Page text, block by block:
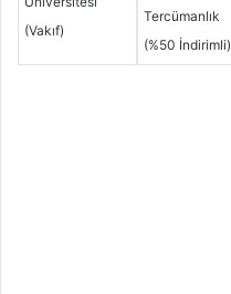
(Vakıf)
Tercümanlık
(%50 İndirimli)